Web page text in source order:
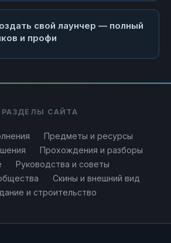
свой лаунчер — полный
и профи
РАЗДЕЛЫ САЙТА
Предметы и ресурсы
Прохождения и разборы
Руководства и советы
Скины и внешний вид
и строительство